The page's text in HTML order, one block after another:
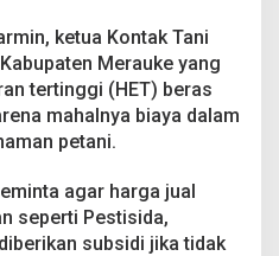
ketua Kontak Tani
Merauke yang
tertinggi (HET) beras
mahalnya biaya dalam
petani.
agar harga jual
seperti Pestisida,
subsidi jika tidak